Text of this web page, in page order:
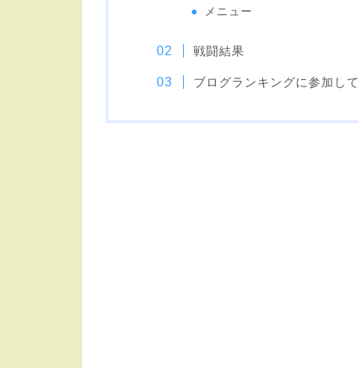
メニュー
戦闘結果
ブログランキングに参加して